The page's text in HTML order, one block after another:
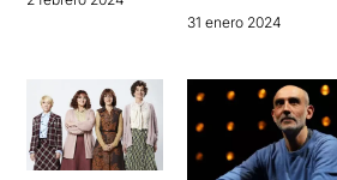
31 enero 2024